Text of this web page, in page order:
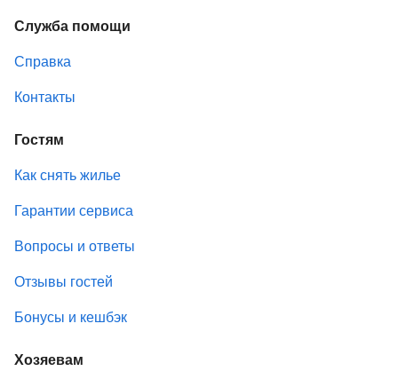
Служба помощи
Справка
Контакты
Гостям
Как снять жилье
Гарантии сервиса
Вопросы и ответы
Отзывы гостей
Бонусы и кешбэк
Хозяевам